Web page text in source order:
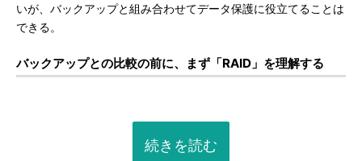
いが、バックアップと組み合わせてデータ保護に役立てることは
できる。
バックアップとの比較の前に、まず「RAID」を理解する
続きを読む